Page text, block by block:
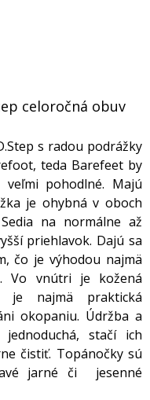
celoročná obuv
s radou podrážky
teda Barefeet by
veľmi pohodlné. Majú
je ohybná v oboch
na normálne až
priehlavok. Dajú sa
čo je výhodou najmä
Vo vnútri je kožená
je najmä praktická
okopaniu. Údržba a
stačí ich
čistiť. Topánočky sú
jarné či jesenné